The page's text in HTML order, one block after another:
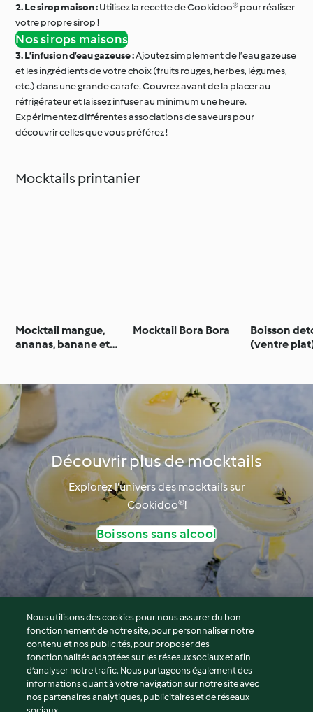
2. Le sirop maison :Utilisez la recette de Cookidoo® pour réaliser
votre propre sirop !
Nos sirops maisons
3. L’infusion d’eau gazeuse :Ajoutez simplement de l’eau gazeuse
et les ingrédients de votre choix (fruits rouges, herbes, légumes,
etc.) dans une grande carafe. Couvrez avant de la placer au
réfrigérateur et laissez infuser au minimum une heure.
Expérimentez différentes associations de saveurs pour
découvrir celles que vous préférez !
Mocktails printanier
Mocktail mangue,
ananas, banane et
Mocktail Bora Bora
Boisson
(ventre
Découvrir plus de mocktails
Explorez l’univers des mocktails sur
Cookidoo®!
Boissons sans alcool
© Copyright 2026
Conditions d'utilisation
Politique de confidentialité
Non-responsabilité
Nous utilisons des cookies pour nous assurer du bon
fonctionnement de notre site, pour personnaliser notre
contenu et nos publicités, pour proposer des
fonctionnalités adaptées sur les réseaux sociaux et afin
d’analyser notre trafic. Nous partageons également des
informations quant à votre navigation sur notre site avec
nos partenaires analytiques, publicitaires et de réseaux